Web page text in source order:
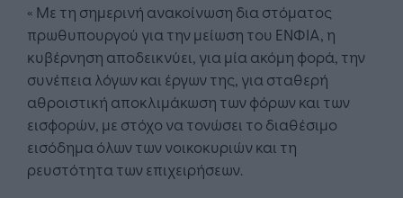
« Με τη σημερινή ανακοίνωση δια στόματος
πρωθυπουργού για την μείωση του ΕΝΦΙΑ, η
κυβέρνηση αποδεικνύει, για μία ακόμη φορά, την
συνέπεια λόγων και έργων της, για σταθερή
αθροιστική αποκλιμάκωση των φόρων και των
εισφορών, με στόχο να τονώσει το διαθέσιμο
εισόδημα όλων των νοικοκυριών και τη
ρευστότητα των επιχειρήσεων.